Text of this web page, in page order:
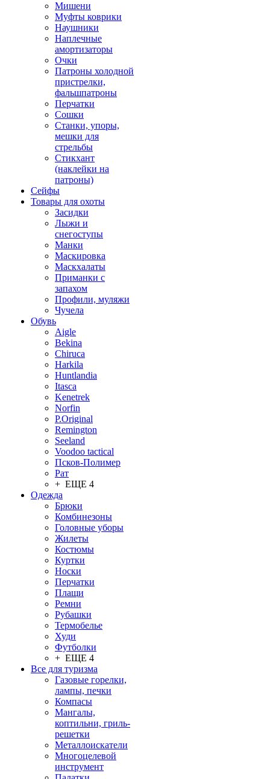
Мишени
Муфты коврики
Наушники
Наплечные
амортизаторы
Очки
Патроны холодной
пристрелки,
фальшпатроны
Перчатки
Сошки
Станки, упоры,
мешки для
стрельбы
Стикхант
(наклейки на
патроны)
Сейфы
Товары для охоты
Засидки
Лыжи и
снегоступы
Манки
Маскировка
Маскхалаты
Приманки с
запахом
Профили, муляжи
Чучела
Обувь
Aigle
Bekina
Chiruсa
Harkila
Huntlandia
Itasca
Kenetrek
Norfin
P.Original
Remington
Seeland
Voodoo tactical
Псков-Полимер
Рат
+ ЕЩЕ 4
Одежда
Брюки
Комбинезоны
Головные уборы
Жилеты
Костюмы
Куртки
Носки
Перчатки
Плащи
Ремни
Рубашки
Термобелье
Худи
Футболки
+ ЕЩЕ 4
Все для туризма
Газовые горелки,
лампы, печки
Компасы
Мангалы,
коптильни, гриль-
решетки
Металлоискатели
Многоцелевой
инструмент